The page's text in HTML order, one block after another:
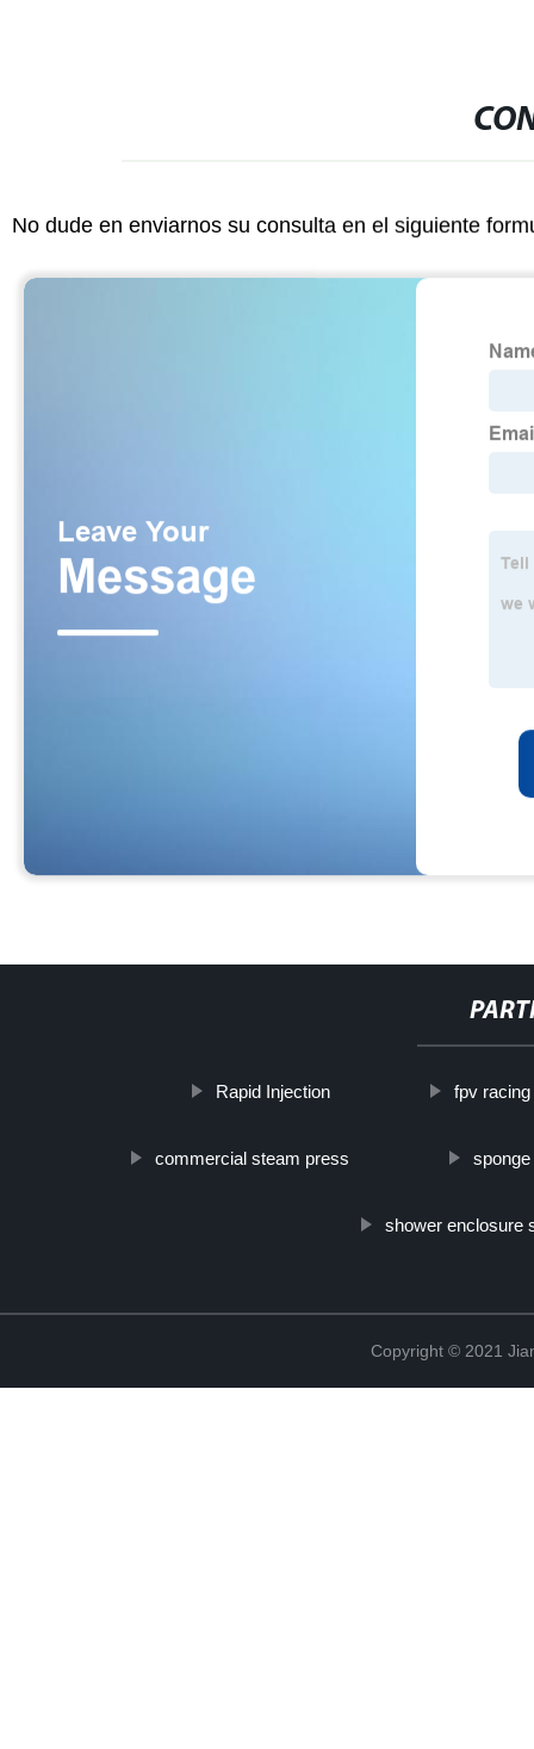
No dude en enviarnos su consulta en el siguiente
Rapid Injection fpv
commercial steam press
shower enclosure
Copyright © 2021